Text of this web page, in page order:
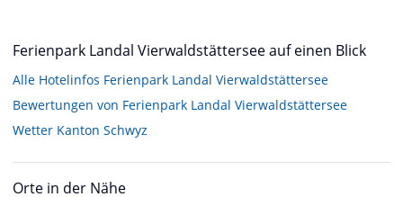
Ferienpark Landal Vierwaldstättersee auf einen Blick
Alle Hotelinfos Ferienpark Landal Vierwaldstättersee
Bewertungen von Ferienpark Landal Vierwaldstättersee
Wetter Kanton Schwyz
Orte in der Nähe